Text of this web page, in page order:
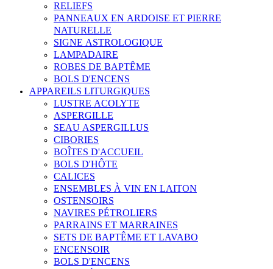
RELIEFS
PANNEAUX EN ARDOISE ET PIERRE
NATURELLE
SIGNE ASTROLOGIQUE
LAMPADAIRE
ROBES DE BAPTÊME
BOLS D'ENCENS
APPAREILS LITURGIQUES
LUSTRE ACOLYTE
ASPERGILLE
SEAU ASPERGILLUS
CIBORIES
BOÎTES D'ACCUEIL
BOLS D'HÔTE
CALICES
ENSEMBLES À VIN EN LAITON
OSTENSOIRS
NAVIRES PÉTROLIERS
PARRAINS ET MARRAINES
SETS DE BAPTÊME ET LAVABO
ENCENSOIR
BOLS D'ENCENS